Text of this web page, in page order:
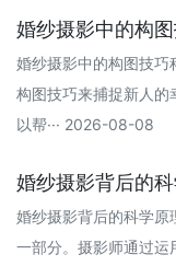
婚纱摄影中的构
婚纱摄影中的构图技巧
构图技巧来捕捉新人的
以帮··· 2026-08-08
婚纱摄影背后的
婚纱摄影背后的科学原
一部分。摄影师通过运